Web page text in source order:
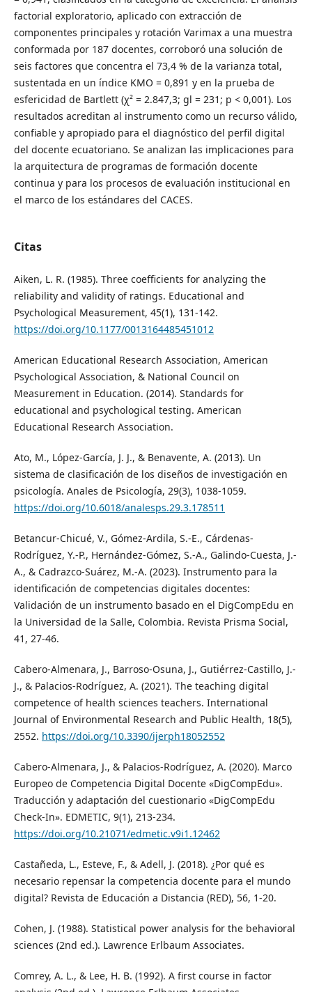
factorial exploratorio, aplicado con extracción de
componentes principales y rotación Varimax a una muestra
conformada por 187 docentes, corroboró una solución de
seis factores que concentra el 73,4 % de la varianza total,
sustentada en un índice KMO = 0,891 y en la prueba de
esfericidad de Bartlett (χ² = 2.847,3; gl = 231; p < 0,001). Los
resultados acreditan al instrumento como un recurso válido,
confiable y apropiado para el diagnóstico del perfil digital
del docente ecuatoriano. Se analizan las implicaciones para
la arquitectura de programas de formación docente
continua y para los procesos de evaluación institucional en
el marco de los estándares del CACES.
Citas
Aiken, L. R. (1985). Three coefficients for analyzing the
reliability and validity of ratings. Educational and
Psychological Measurement, 45(1), 131-142.
https://doi.org/10.1177/0013164485451012
American Educational Research Association, American
Psychological Association, & National Council on
Measurement in Education. (2014). Standards for
educational and psychological testing. American
Educational Research Association.
Ato, M., López-García, J. J., & Benavente, A. (2013). Un
sistema de clasificación de los diseños de investigación en
psicología. Anales de Psicología, 29(3), 1038-1059.
https://doi.org/10.6018/analesps.29.3.178511
Betancur-Chicué, V., Gómez-Ardila, S.-E., Cárdenas-
Rodríguez, Y.-P., Hernández-Gómez, S.-A., Galindo-Cuesta, J.-
A., & Cadrazco-Suárez, M.-A. (2023). Instrumento para la
identificación de competencias digitales docentes:
Validación de un instrumento basado en el DigCompEdu en
la Universidad de la Salle, Colombia. Revista Prisma Social,
41, 27-46.
Cabero-Almenara, J., Barroso-Osuna, J., Gutiérrez-Castillo, J.-
J., & Palacios-Rodríguez, A. (2021). The teaching digital
competence of health sciences teachers. International
Journal of Environmental Research and Public Health, 18(5),
2552. https://doi.org/10.3390/ijerph18052552
Cabero-Almenara, J., & Palacios-Rodríguez, A. (2020). Marco
Europeo de Competencia Digital Docente «DigCompEdu».
Traducción y adaptación del cuestionario «DigCompEdu
Check-In». EDMETIC, 9(1), 213-234.
https://doi.org/10.21071/edmetic.v9i1.12462
Castañeda, L., Esteve, F., & Adell, J. (2018). ¿Por qué es
necesario repensar la competencia docente para el mundo
digital? Revista de Educación a Distancia (RED), 56, 1-20.
Cohen, J. (1988). Statistical power analysis for the behavioral
sciences (2nd ed.). Lawrence Erlbaum Associates.
Comrey, A. L., & Lee, H. B. (1992). A first course in factor